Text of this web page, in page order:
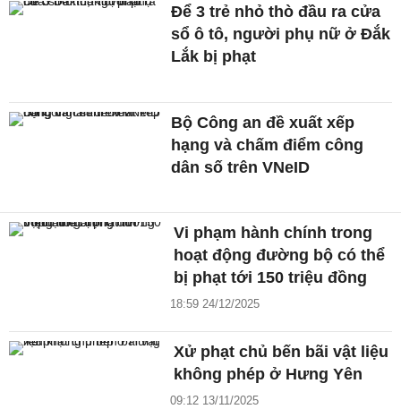
Để 3 trẻ nhỏ thò đầu ra cửa
sổ ô tô, người phụ nữ ở Đắk
Lắk bị phạt
Bộ Công an đề xuất xếp
hạng và chấm điểm công
dân số trên VNeID
Vi phạm hành chính trong
hoạt động đường bộ có thể
bị phạt tới 150 triệu đồng
18:59 24/12/2025
Xử phạt chủ bến bãi vật liệu
không phép ở Hưng Yên
09:12 13/11/2025